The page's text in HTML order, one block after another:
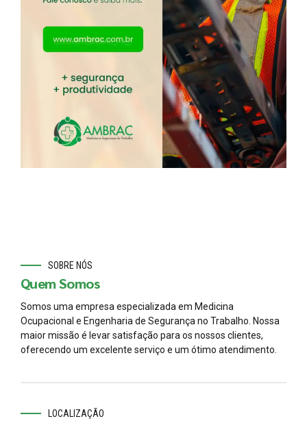
SOBRE NÓS
Quem Somos
Somos uma empresa especializada em Medicina
Ocupacional e Engenharia de Segurança no Trabalho. Nossa
maior missão é levar satisfação para os nossos clientes,
oferecendo um excelente serviço e um ótimo atendimento.
LOCALIZAÇÃO